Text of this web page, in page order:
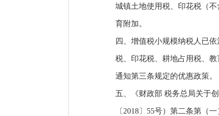
城镇土地使用税、印花税（
育附加。
四、增值税小规模纳税人已
税、印花税、耕地占用税、
通知第三条规定的优惠政策。
五、《财政部 税务总局关于
〔2018〕55号）第二条第（